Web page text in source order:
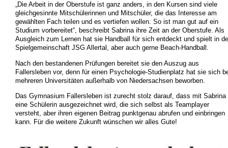
„Die Arbeit in der Oberstufe ist ganz anders, in den Kursen sind viele
gleichgesinnte Mitschülerinnen und Mitschüler, die das Interesse am
gewählten Fach teilen und es vertiefen wollen. So ist man gut auf ein
Studium vorbereitet“, beschreibt Sabrina ihre Zeit an der Oberstufe. Als
Ausgleich zum Lernen hat sie Handball für sich entdeckt und spielt in
Spielgemeinschaft JSG Allertal, aber auch gerne Beach-Handball.
Nach den bestandenen Prüfungen bereitet sie den Auszug aus
Fallersleben vor, denn für einen Psychologie-Studienplatz hat sie sich
mehreren Universitäten außerhalb von Niedersachsen beworben.
Das Gymnasium Fallersleben ist zurecht stolz darauf, dass mit Sabrina
eine Schülerin ausgezeichnet wird, die sich selbst als Teamplayer
versteht, aber ihren eigenen Beitrag punktgenau abrufen und einbringen
kann. Für die weitere Zukunft wünschen wir alles Gute!